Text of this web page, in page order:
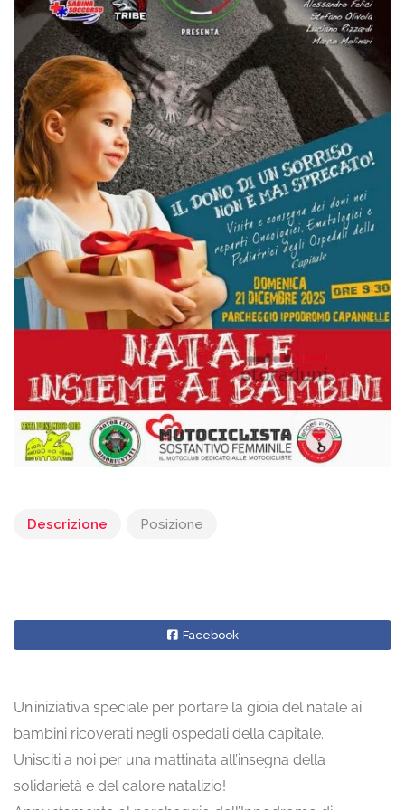
Descrizione Posizione
Facebook
Un’iniziativa speciale per portare la gioia del natale ai
bambini ricoverati negli ospedali della capitale.
Unisciti a noi per una mattinata all’insegna della
solidarietà e del calore natalizio!